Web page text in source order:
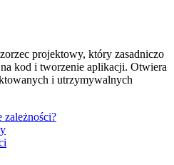
projektowy, który zasadniczo
kod i tworzenie aplikacji. Otwiera
i utrzymywalnych